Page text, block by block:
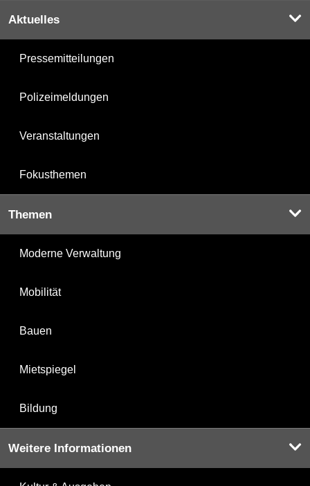
Aktuelles
Pressemitteilungen
Polizeimeldungen
Veranstaltungen
Fokusthemen
Themen
Moderne Verwaltung
Mobilität
Bauen
Mietspiegel
Bildung
Weitere Informationen